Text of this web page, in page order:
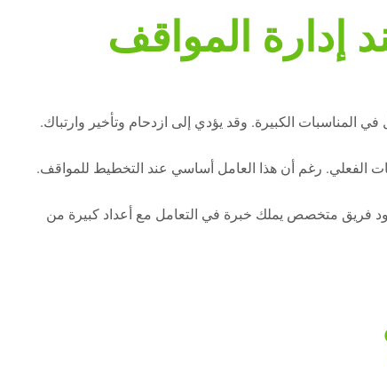
إدارة المواقف
المناسبات الكبيرة. وقد يؤدي إلى ازدحام وتأخير وارتباك.
الفعلي. رغم أن هذا العامل أساسي عند التخطيط للمواقف.
فريق متخصص يملك خبرة في التعامل مع أعداد كبيرة من